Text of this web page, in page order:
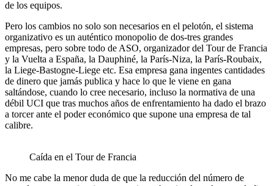
de los equipos.
Pero los cambios no solo son necesarios en el pelotón, el sistema
organizativo es un auténtico monopolio de dos-tres grandes
empresas, pero sobre todo de ASO, organizador del Tour de Francia
y la Vuelta a España, la Dauphiné, la París-Niza, la París-Roubaix,
la Liege-Bastogne-Liege etc. Esa empresa gana ingentes cantidades
de dinero que jamás publica y hace lo que le viene en gana
saltándose, cuando lo cree necesario, incluso la normativa de una
débil UCI que tras muchos años de enfrentamiento ha dado el brazo
a torcer ante el poder económico que supone una empresa de tal
calibre.
Caída en el Tour de Francia
No me cabe la menor duda de que la reducción del número de